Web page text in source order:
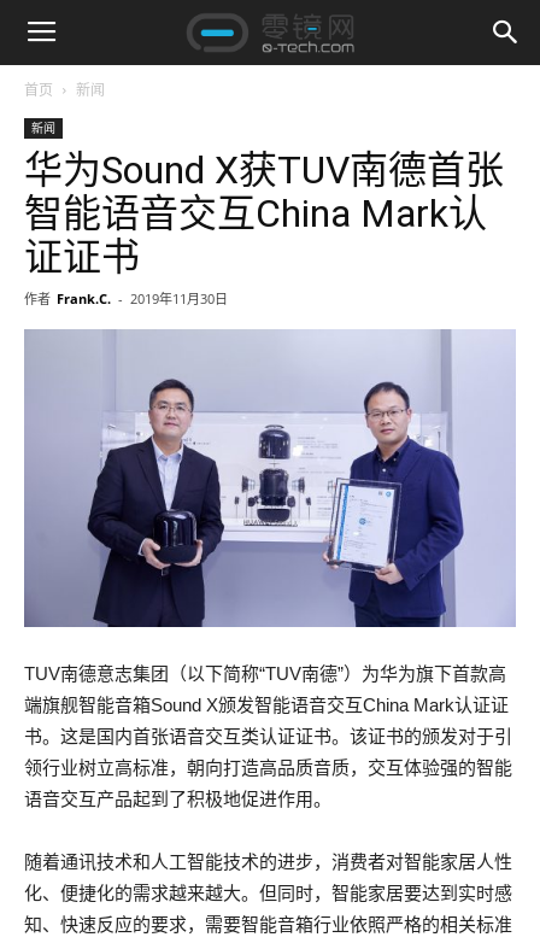
首页 新闻
新闻
华为Sound X获TUV南德首张
智能语音交互China Mark认
证证书
作者 Frank.C. - 2019年11月30日
TUV南德意志集团（以下简称“TUV南德”）为华为旗下首款高
端旗舰智能音箱Sound X颁发智能语音交互China Mark认证证
书。这是国内首张语音交互类认证证书。该证书的颁发对于引
领行业树立高标准，朝向打造高品质音质，交互体验强的智能
语音交互产品起到了积极地促进作用。
随着通讯技术和人工智能技术的进步，消费者对智能家居人性
化、便捷化的需求越来越大。但同时，智能家居要达到实时感
知、快速反应的要求，需要智能音箱行业依照严格的相关标准